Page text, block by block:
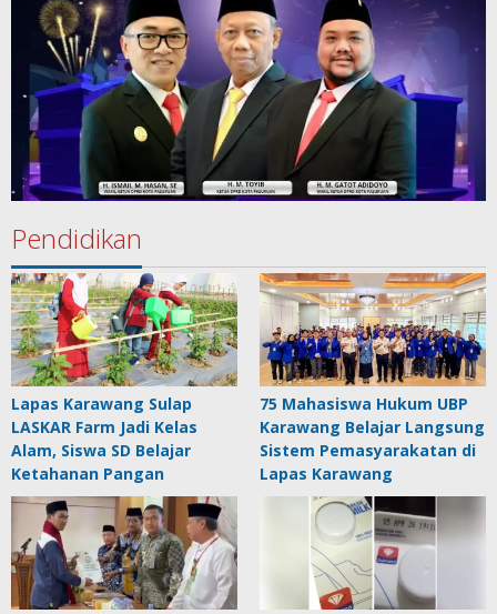
Pendidikan
Lapas Karawang Sulap
LASKAR Farm Jadi Kelas
Alam, Siswa SD Belajar
Ketahanan Pangan
75 Mahasiswa Hukum UBP
Karawang Belajar Langsung
Sistem Pemasyarakatan di
Lapas Karawang